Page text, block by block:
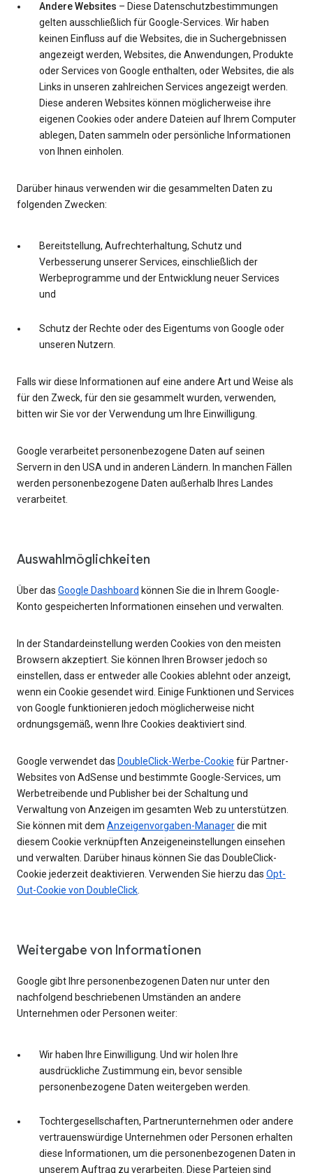
Andere Websites – Diese Datenschutzbestimmungen
gelten ausschließlich für Google-Services. Wir haben
keinen Einfluss auf die Websites, die in Suchergebnissen
angezeigt werden, Websites, die Anwendungen, Produkte
oder Services von Google enthalten, oder Websites, die als
Links in unseren zahlreichen Services angezeigt werden.
Diese anderen Websites können möglicherweise ihre
eigenen Cookies oder andere Dateien auf Ihrem Computer
ablegen, Daten sammeln oder persönliche Informationen
von Ihnen einholen.
Darüber hinaus verwenden wir die gesammelten Daten zu
folgenden Zwecken:
Bereitstellung, Aufrechterhaltung, Schutz und
Verbesserung unserer Services, einschließlich der
Werbeprogramme und der Entwicklung neuer Services
und
Schutz der Rechte oder des Eigentums von Google oder
unseren Nutzern.
Falls wir diese Informationen auf eine andere Art und Weise als
für den Zweck, für den sie gesammelt wurden, verwenden,
bitten wir Sie vor der Verwendung um Ihre Einwilligung.
Google verarbeitet personenbezogene Daten auf seinen
Servern in den USA und in anderen Ländern. In manchen Fällen
werden personenbezogene Daten außerhalb Ihres Landes
verarbeitet.
Auswahlmöglichkeiten
Über das Google Dashboard können Sie die in Ihrem Google-
Konto gespeicherten Informationen einsehen und verwalten.
In der Standardeinstellung werden Cookies von den meisten
Browsern akzeptiert. Sie können Ihren Browser jedoch so
einstellen, dass er entweder alle Cookies ablehnt oder anzeigt,
wenn ein Cookie gesendet wird. Einige Funktionen und Services
von Google funktionieren jedoch möglicherweise nicht
ordnungsgemäß, wenn Ihre Cookies deaktiviert sind.
Google verwendet das DoubleClick-Werbe-Cookie für Partner-
Websites von AdSense und bestimmte Google-Services, um
Werbetreibende und Publisher bei der Schaltung und
Verwaltung von Anzeigen im gesamten Web zu unterstützen.
Sie können mit dem Anzeigenvorgaben-Managerdie mit
diesem Cookie verknüpften Anzeigeneinstellungen einsehen
und verwalten. Darüber hinaus können Sie das DoubleClick-
Cookie jederzeit deaktivieren. Verwenden Sie hierzu das Opt-
Out-Cookie von DoubleClick
Weitergabe von Informationen
Google gibt Ihre personenbezogenen Daten nur unter den
nachfolgend beschriebenen Umständen an andere
Unternehmen oder Personen weiter:
Wir haben Ihre Einwilligung. Und wir holen Ihre
ausdrückliche Zustimmung ein, bevor sensible
personenbezogene Daten weitergeben werden.
Tochtergesellschaften, Partnerunternehmen oder andere
vertrauenswürdige Unternehmen oder Personen erhalten
diese Informationen, um die personenbezogenen Daten in
unserem Auftrag zu verarbeiten. Diese Parteien sind